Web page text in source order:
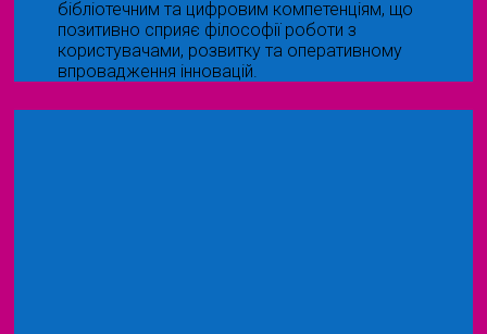
бібліотечним та цифровим компетенціям, що
позитивно сприяє філософії роботи з
користувачами, розвитку та оперативному
впровадження інновацій.